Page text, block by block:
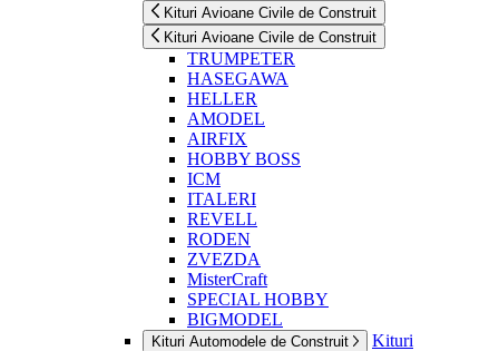
Kituri Avioane Civile de Construit
Kituri Avioane Civile de Construit
TRUMPETER
HASEGAWA
HELLER
AMODEL
AIRFIX
HOBBY BOSS
ICM
ITALERI
REVELL
RODEN
ZVEZDA
MisterCraft
SPECIAL HOBBY
BIGMODEL
Kituri Automodele de Construit
Kituri